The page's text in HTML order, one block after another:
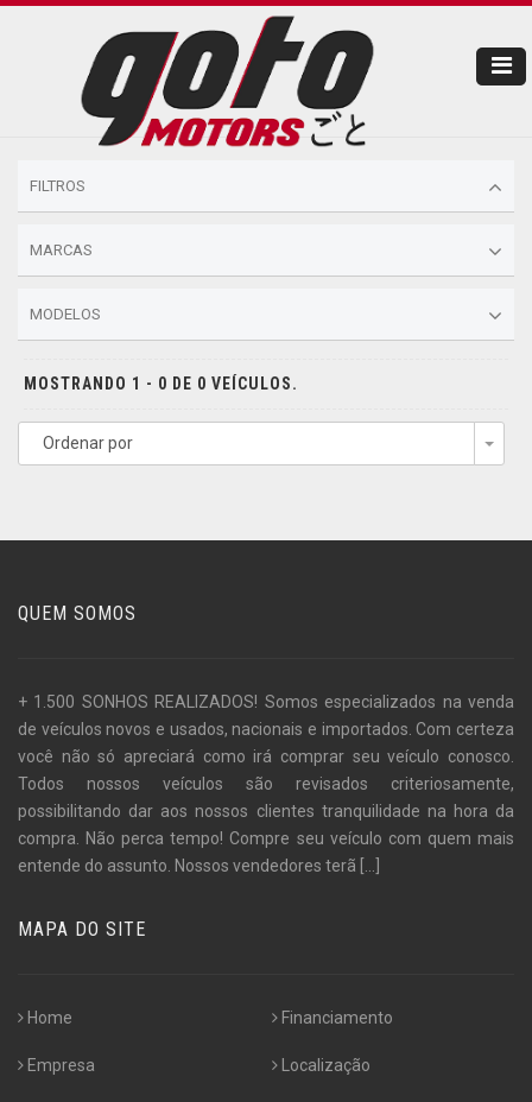
FILTROS
MARCAS
MODELOS
MOSTRANDO 1 - 0 DE 0 VEÍCULOS.
Ordenar por
QUEM SOMOS
+ 1.500 SONHOS REALIZADOS! Somos especializados na venda
de veículos novos e usados, nacionais e importados. Com certeza
você não só apreciará como irá comprar seu veículo conosco.
Todos nossos veículos são revisados criteriosamente,
possibilitando dar aos nossos clientes tranquilidade na hora da
compra. Não perca tempo! Compre seu veículo com quem mais
entende do assunto. Nossos vendedores terã
MAPA DO SITE
Home
Empresa
Financiamento
Localização